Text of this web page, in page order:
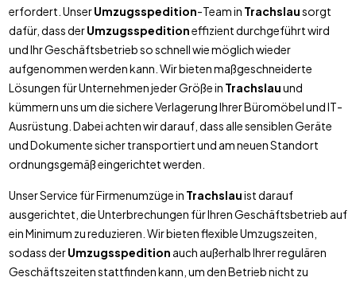
erfordert. UnserUmzugsspedition-Team in Trachslausorgt
dafür, dass derUmzugsspeditioneffizient durchgeführt wird
und Ihr Geschäftsbetrieb so schnell wie möglich wieder
aufgenommen werden kann. Wir bieten maßgeschneiderte
Lösungen für Unternehmen jeder Größe in Trachslauund
kümmern uns um die sichere Verlagerung Ihrer Büromöbel und IT-
Ausrüstung. Dabei achten wir darauf, dass alle sensiblen Geräte
und Dokumente sicher transportiert und am neuen Standort
ordnungsgemäß eingerichtet werden.
Unser Service für Firmenumzüge in Trachslauist darauf
ausgerichtet, die Unterbrechungen für Ihren Geschäftsbetrieb auf
ein Minimum zu reduzieren. Wir bieten flexible Umzugszeiten,
sodass derUmzugsspedition auch außerhalb Ihrer regulären
Geschäftszeiten stattfinden kann, um den Betrieb nicht zu